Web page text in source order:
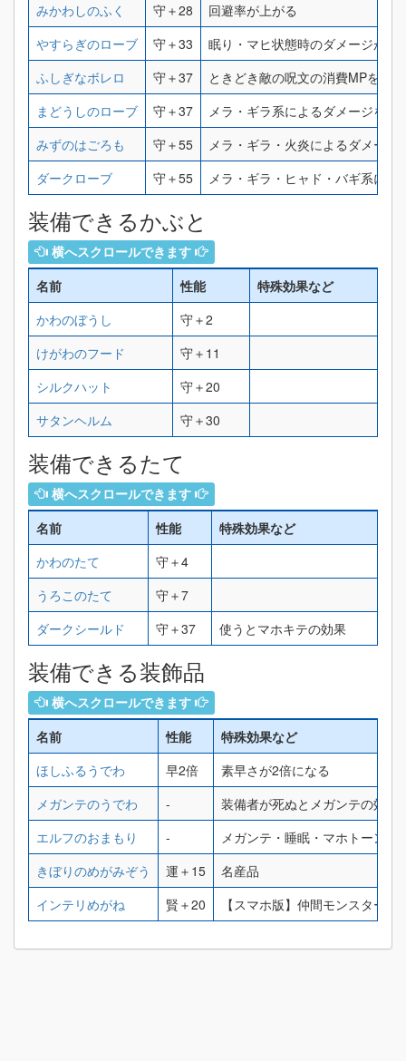
みかわしのふく
守＋28
回避率が上がる
やすらぎのローブ
守＋33
眠り・マヒ状態時のダメージが半
ふしぎなボレロ
守＋37
ときどき敵の呪文の消費MPを吸
まどうしのローブ
守＋37
メラ・ギラ系によるダメージを15
みずのはごろも
守＋55
メラ・ギラ・火炎によるダメージ
ダークローブ
守＋55 メラ・ギラ・ヒャド・バギ系によ
装備できるかぶと
横へスクロールできます
名前 性能
特殊効果など
かわのぼうし
守＋2
けがわのフード
守＋11
シルクハット
守＋20
サタンヘルム
守＋30
装備できるたて
横へスクロールできます
名前 性能
特殊効果など
かわのたて
守＋4
うろこのたて
守＋7
ダークシールド
守＋37 使うとマホキテの効果
装備できる装飾品
横へスクロールできます
名前 性能
特殊効果など
ほしふるうでわ
早2倍
素早さが2倍になる
メガンテのうでわ
-
装備者が死ぬとメガンテの効果
エルフのおまもり
-
メガンテ・睡眠・マホトーン
きぼりのめがみぞう
運＋15
名産品
インテリめがね
賢＋20 【スマホ版】仲間モンスター